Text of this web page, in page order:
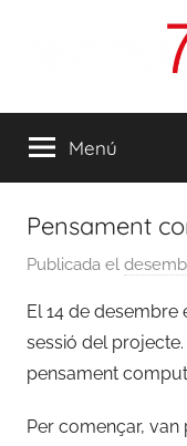
aprendre,
transmetre,
sorprendre
Menú
Pensament
Publicada el
El 14 de
sessió del
pensament
Per començar, van